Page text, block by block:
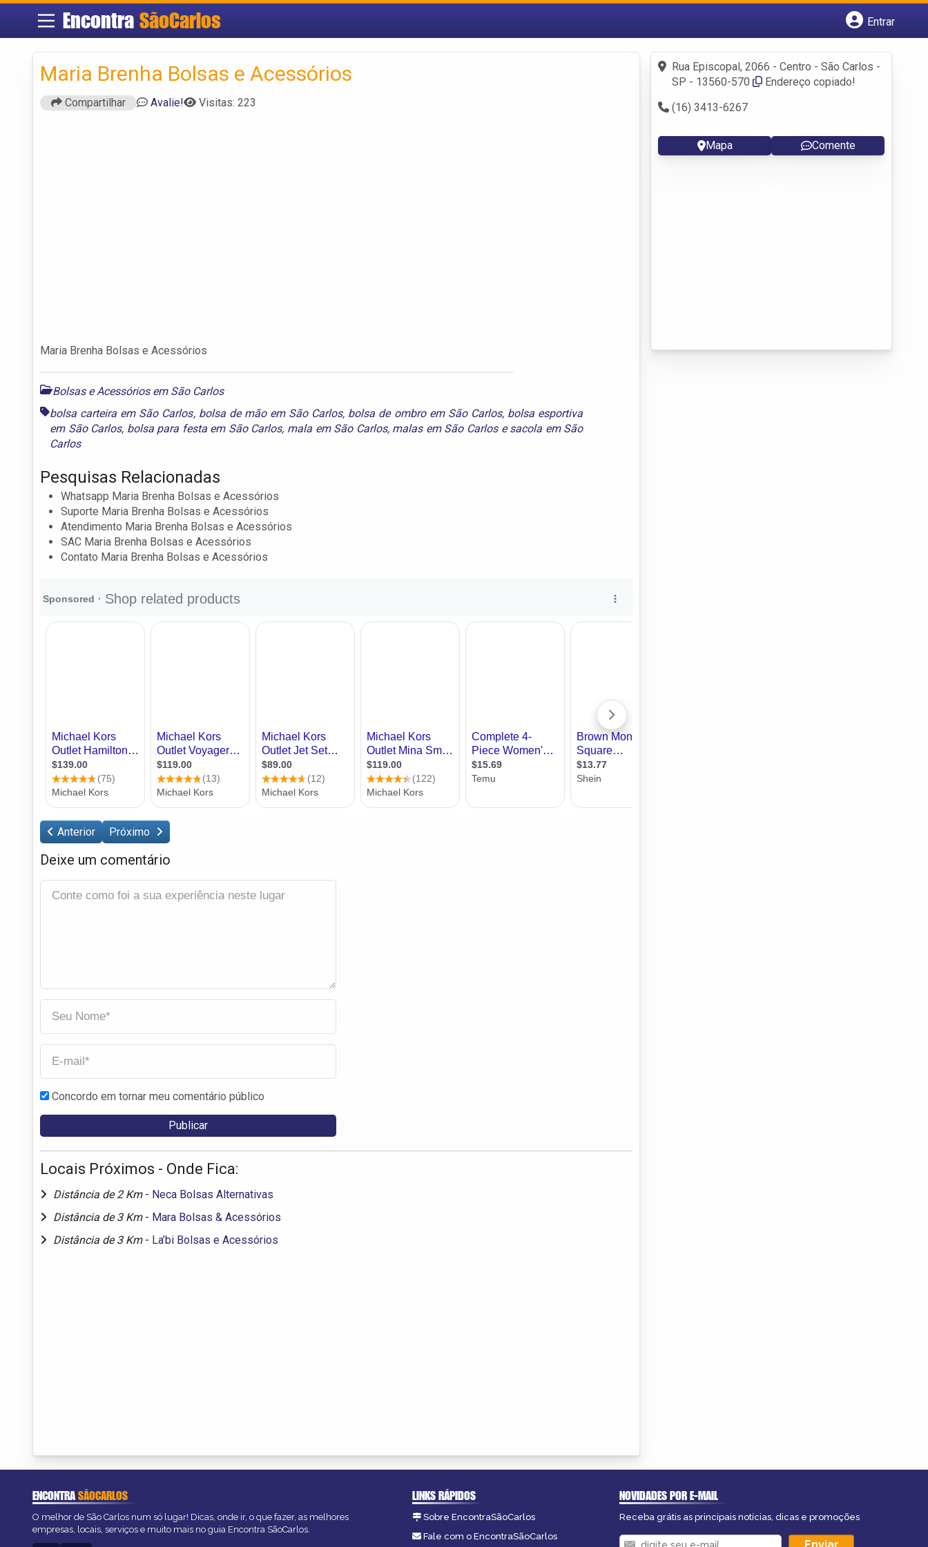
Encontra SãoCarlos
Entrar
Fazer login
Criar conta
Maria Brenha Bolsas e Acessórios
Compartilhar Avalie! Visitas: 223
Maria Brenha Bolsas e Acessórios
Bolsas e Acessórios em São Carlos
bolsa carteira em São Carlos, bolsa de mão em São Carlos, bolsa de ombro em São Carlos, bolsa esportiva
em São Carlos, bolsa para festa em São Carlos, mala em São Carlos, malas em São Carlosesacola em São
Carlos
Pesquisas Relacionadas
Whatsapp Maria Brenha Bolsas e Acessórios
Suporte Maria Brenha Bolsas e Acessórios
Atendimento Maria Brenha Bolsas e Acessórios
SAC Maria Brenha Bolsas e Acessórios
Contato Maria Brenha Bolsas e Acessórios
Anterior Próximo
Deixe um comentário
Concordo em tornar meu comentário público
Locais Próximos - Onde Fica:
Distância de 2 Km - Neca Bolsas Alternativas
Distância de 3 Km - Mara Bolsas & Acessórios
Distância de 3 Km - La’bi Bolsas e Acessórios
Rua Episcopal, 2066 - Centro - São Carlos -
SP - 13560-570
Endereço copiado!
(16) 3413-6267
Mapa Comente
ENCONTRASÃOCARLOS
O melhor de São Carlos num só lugar! Dicas, onde ir, o que fazer, as melhores
empresas, locais, serviços e muito mais no guia Encontra SãoCarlos.
LINKS RÁPIDOS
Sobre EncontraSãoCarlos
Fale com o EncontraSãoCarlos
NOVIDADES POR E-MAIL
Receba grátis as principais notícias, dicas e promoções